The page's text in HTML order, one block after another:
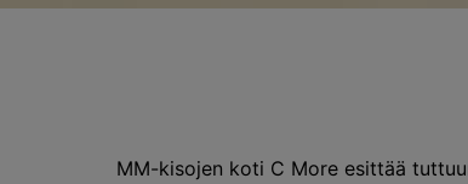
MM-kisojen koti C More esittää